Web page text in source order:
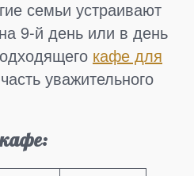
семьи устраивают
9-й день или в день
кафе для
уважительного